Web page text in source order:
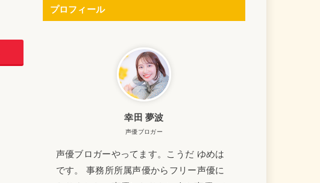
プロフィール
幸田 夢波
声優ブロガー
声優ブロガーやってます。こうだ ゆめは
です。 事務所所属声優からフリー声優に